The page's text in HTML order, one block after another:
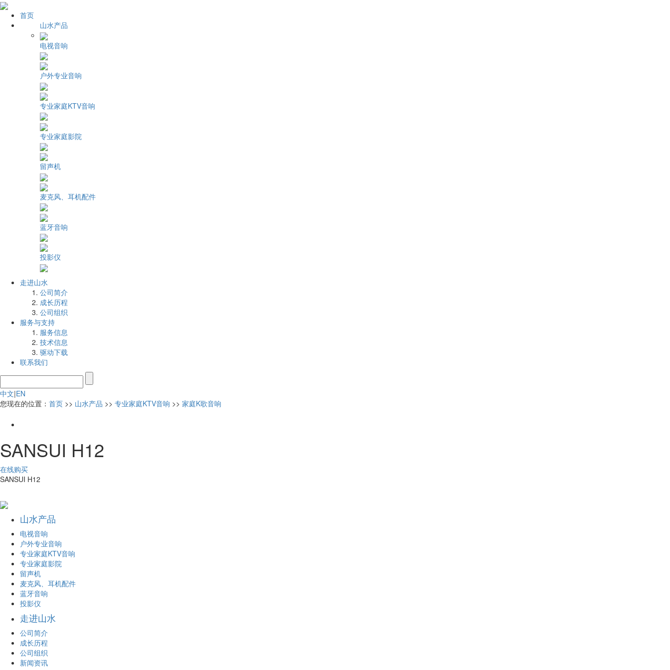
首页
山水产品
电视音响
户外专业音响
专业家庭KTV音响
专业家庭影院
留声机
麦克风、耳机配件
蓝牙音响
投影仪
走进山水
公司简介
成长历程
公司组织
服务与支持
服务信息
技术信息
驱动下载
联系我们
中文|EN
您现在的位置： 首页 >> 山水产品 >> 专业家庭KTV音响 >> 家庭K歌音响
SANSUI H12
在线购买
SANSUI H12
山水产品
电视音响
户外专业音响
专业家庭KTV音响
专业家庭影院
留声机
麦克风、耳机配件
蓝牙音响
投影仪
走进山水
公司简介
成长历程
公司组织
新闻资讯